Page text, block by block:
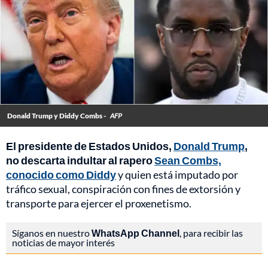
Donald Trump y Diddy Combs - AFP
El presidente de Estados Unidos, Donald Trump,
no descarta indultar al raperoSean Combs,
conocido como Diddyy quien está imputado por
tráfico sexual, conspiración con fines de extorsión y
transporte para ejercer el proxenetismo.
Síganos en nuestroWhatsApp Channel, para recibir las
noticias de mayor interés